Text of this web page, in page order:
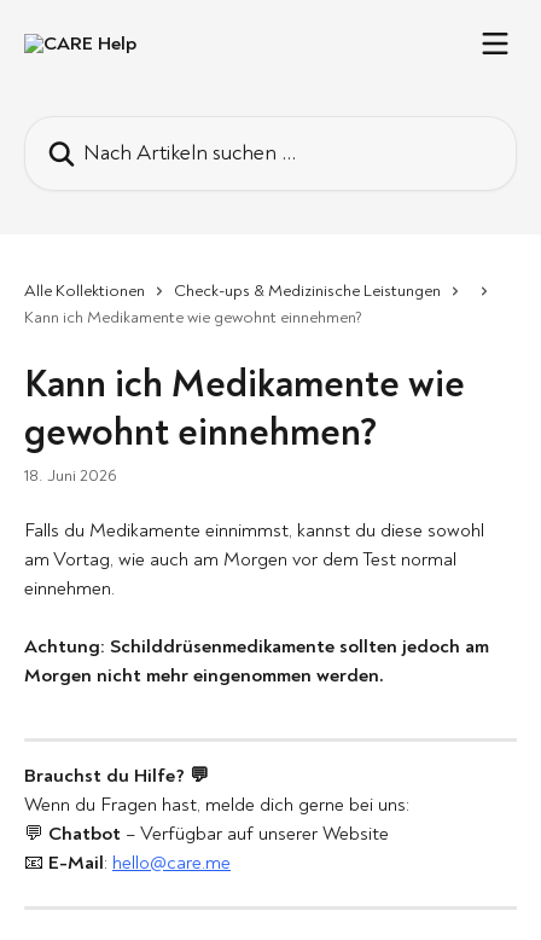
Alle Kollektionen
Check-ups & Medizinische Leistungen
Kann ich Medikamente wie gewohnt einnehmen?
Kann ich Medikamente wie
gewohnt einnehmen?
18. Juni 2026
Falls du Medikamente einnimmst, kannst du diese sowohl
am Vortag, wie auch am Morgen vor dem Test normal
einnehmen.
Achtung: Schilddrüsenmedikamente sollten jedoch am
Morgen nicht mehr eingenommen werden.
Brauchst du Hilfe? 💬
Wenn du Fragen hast, melde dich gerne bei uns:
💬 Chatbot – Verfügbar auf unserer Website
📧 E-Mail: hello@care.me